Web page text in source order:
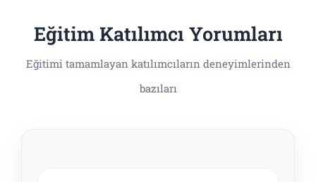
Eğitim Katılımcı Yorumları